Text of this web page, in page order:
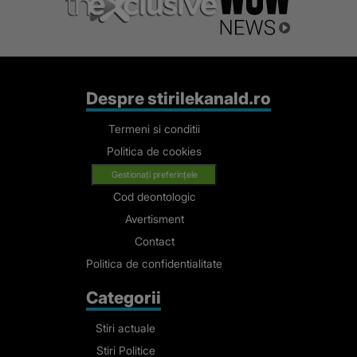
Despre stirilekanald.ro
Termeni si conditii
Politica de cookies
Gestionați preferințele
Cod deontologic
Avertisment
Contact
Politica de confidentialitate
Categorii
Stiri actuale
Stiri Politice